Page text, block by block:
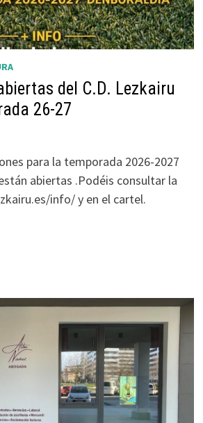
del C.D. Lezkairu
26-27
para la temporada 2026-2027
abiertas .Podéis consultar la
info/ y en el cartel.